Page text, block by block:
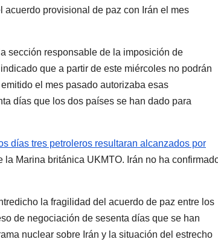
provisional de paz con Irán el mes
sección responsable de la imposición de
que a partir de este miércoles no podrán
el mes pasado autorizaba esas
días que los dos países se han dado para
días tres petroleros resultaran alcanzados por
Marina británica UKMTO. Irán no ha
la fragilidad del acuerdo de paz entre los
de negociación de sesenta días que se han
nuclear sobre Irán y la situación del estrecho